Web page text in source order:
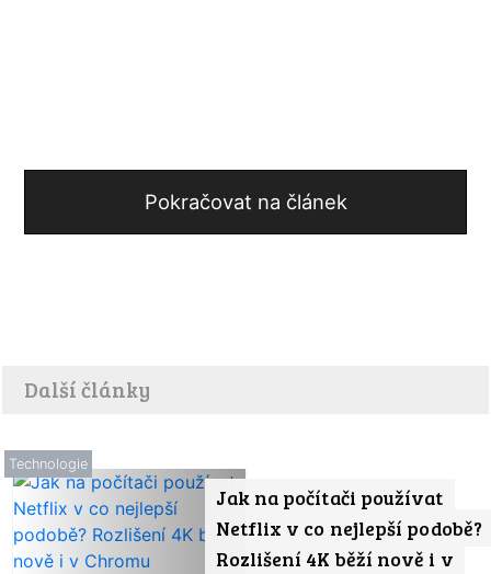
Pokračovat na článek
Další články
Jak na počítači používat
Netflix v co nejlepší podobě?
Rozlišení 4K běží nově i v
Technologie